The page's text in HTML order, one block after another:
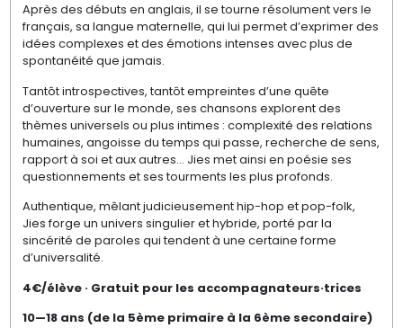
Après des débuts en anglais, il se tourne résolument vers le
français, sa langue maternelle, qui lui permet d’exprimer des
idées complexes et des émotions intenses avec plus de
spontanéité que jamais.
Tantôt introspectives, tantôt empreintes d’une quête
d’ouverture sur le monde, ses chansons explorent des
thèmes universels ou plus intimes : complexité des relations
humaines, angoisse du temps qui passe, recherche de sens,
rapport à soi et aux autres… Jies met ainsi en poésie ses
questionnements et ses tourments les plus profonds.
Authentique, mêlant judicieusement hip-hop et pop-folk,
Jies forge un univers singulier et hybride, porté par la
sincérité de paroles qui tendent à une certaine forme
d’universalité.
4€/élève · Gratuit pour les accompagnateurs·trices
10—18 ans (de la 5ème primaire à la 6ème secondaire)